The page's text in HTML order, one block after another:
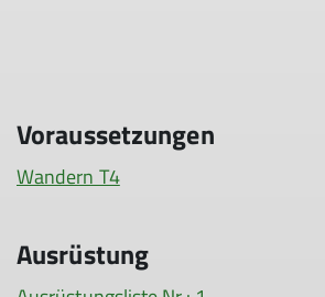
Voraussetzungen
Wandern T4
Ausrüstung